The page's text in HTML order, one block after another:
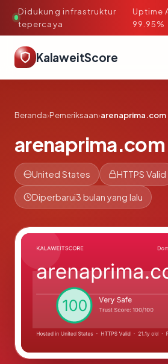
Didukung infrastruktur
tepercaya
·
Uptime
99.95%
KalaweitScore
Beranda›Pemeriksaan›arenaprima.com
arenaprima.com
United States HTTPS Valid
Diperbarui3 bulan yang lalu